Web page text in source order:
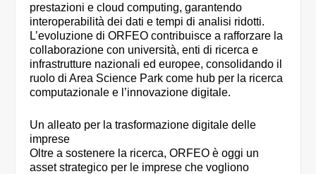
prestazioni e cloud computing, garantendo
interoperabilità dei dati e tempi di analisi ridotti.
L’evoluzione di ORFEO contribuisce a rafforzare la
collaborazione con università, enti di ricerca e
infrastrutture nazionali ed europee, consolidando il
ruolo di Area Science Park come hub per la ricerca
computazionale e l’innovazione digitale.
Un alleato per la trasformazione digitale delle
imprese
Oltre a sostenere la ricerca, ORFEO è oggi un
asset strategico per le imprese che vogliono